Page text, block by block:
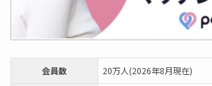
会員数 20万人(2026年8月現在)